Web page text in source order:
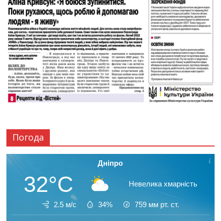
Погода
Дніпро
32°C Невелика хмарність
2.5 м/с 34% 759 мм рт. ст.